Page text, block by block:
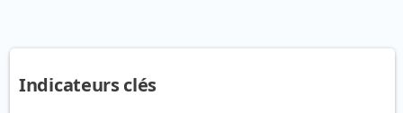
Indicateurs clés